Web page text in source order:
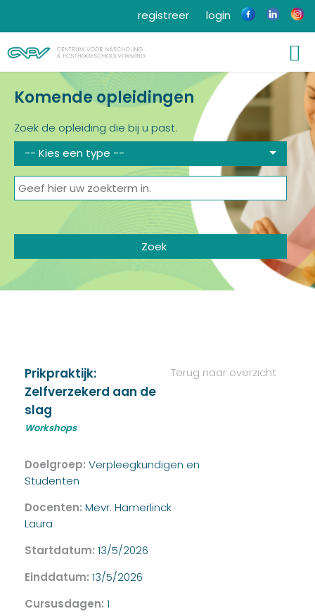
login
registreer
Komende opleidingen
Zoek de opleiding die bij u past.
-- Kies een type --
Terug naar overzicht
Prikpraktijk:
Zelfverzekerd aan de
slag
Workshops
Doelgroep: Verpleegkundigen en
Studenten
Docenten: Mevr. Hamerlinck
Laura
Startdatum: 13/5/2026
Einddatum: 13/5/2026
Cursusdagen: 1